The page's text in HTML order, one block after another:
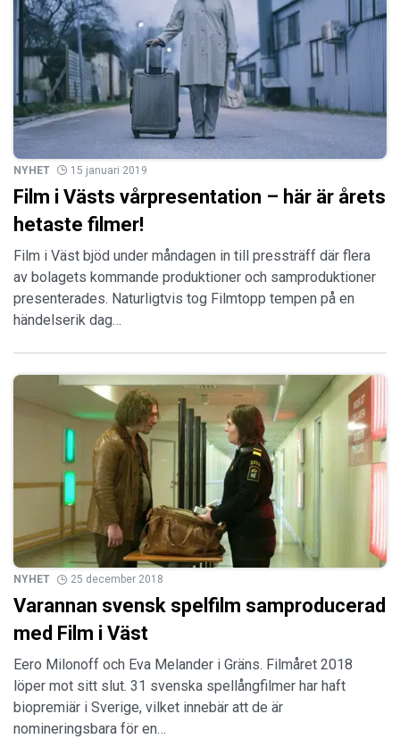
NYHET 15 januari 2019
Film i Västs vårpresentation – här är årets
hetaste filmer!
Film i Väst bjöd under måndagen in till pressträff där flera
av bolagets kommande produktioner och samproduktioner
presenterades. Naturligtvis tog Filmtopp tempen på en
händelserik dag…
NYHET 25 december 2018
Varannan svensk spelfilm samproducerad
med Film i Väst
Eero Milonoff och Eva Melander i Gräns. Filmåret 2018
löper mot sitt slut. 31 svenska spellångfilmer har haft
biopremiär i Sverige, vilket innebär att de är
nomineringsbara för en…